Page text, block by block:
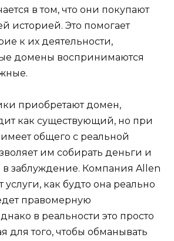
в том, что они покупают
историей. Это помогает
к их деятельности,
домены воспринимаются
приобретают домен,
как существующий, но при
общего с реальной
им собирать деньги и
заблуждение. Компания Allen
услуги, как будто она реально
правомерную
в реальности это просто
для того, чтобы обманывать